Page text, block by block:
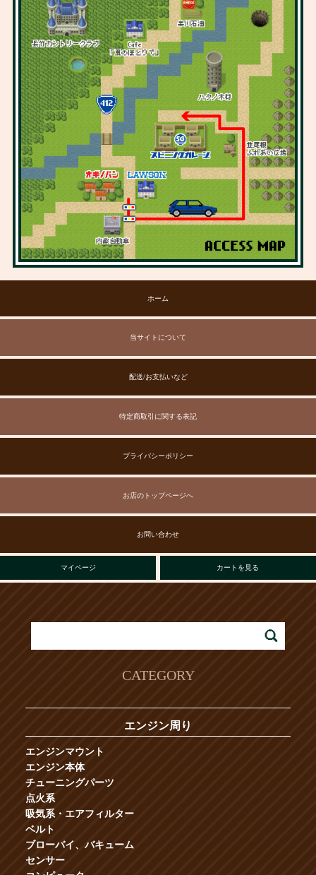
ホーム
当サイトについて
配送/お支払いなど
特定商取引に関する表記
プライバシーポリシー
お店のトップページへ
お問い合わせ
マイページ カートを見る
CATEGORY
エンジン周り
エンジンマウント
エンジン本体
チューニングパーツ
点火系
吸気系・エアフィルター
ベルト
ブローバイ、バキューム
センサー